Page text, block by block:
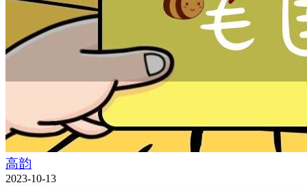
高韵
2023-10-13